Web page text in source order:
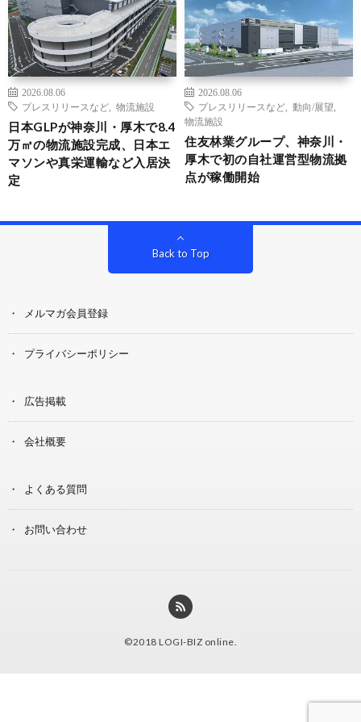
2026.08.06
プレスリリースなど
物流施設
日本GLPが神奈川・厚木で8.4
万㎡の物流施設完成、日本エ
マソンや真栄運輸など入居決
定
2026.08.06
プレスリリースなど
動向/展望
物流施設
住友林業グループ、神奈川・
厚木で初の自社運営型物流拠
点が稼働開始
Back to Top
メルマガ会員登録
プライバシーポリシー
広告掲載
会社概要
よくある質問
お問い合わせ
©2018 LOGI-BIZ online